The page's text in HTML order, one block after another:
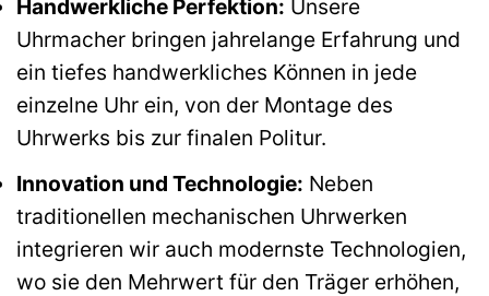
Handwerkliche Perfektion: Unsere
Uhrmacher bringen jahrelange Erfahrung und
ein tiefes handwerkliches Können in jede
einzelne Uhr ein, von der Montage des
Uhrwerks bis zur finalen Politur.
Innovation und Technologie: Neben
traditionellen mechanischen Uhrwerken
integrieren wir auch modernste Technologien,
wo sie den Mehrwert für den Träger erhöhen,